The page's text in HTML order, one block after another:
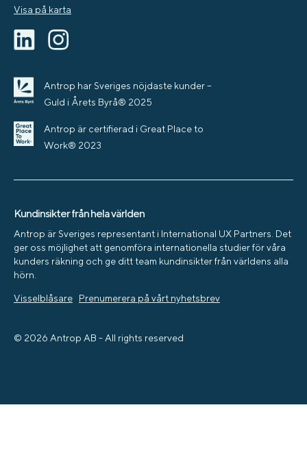
Visa på karta
Antrop har Sveriges nöjdaste kunder –
Guld i Årets Byrå® 2025
Antrop är certifierad i Great Place to
Work® 2023
Kundinsikter från hela världen
Antrop är Sveriges representant i International UX Partners. Det
ger oss möjlighet att genomföra internationella studier för våra
kunders räkning och ge ditt team kundinsikter från världens alla
hörn.
Visselblåsare Prenumerera på vårt nyhetsbrev
© 2026 Antrop AB - All rights reserved